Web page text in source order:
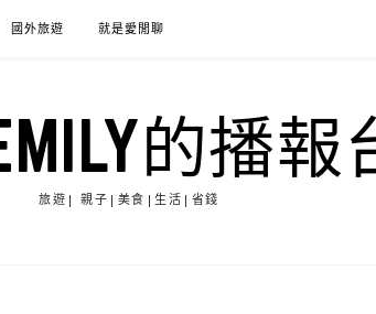
國外旅遊 就是愛閒聊
的播報
旅遊| 親子|美食|生活|省錢